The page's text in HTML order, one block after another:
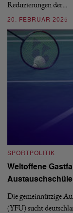
Reduzierungen der…
20. FEBRUAR 2025
SPORTPOLITIK
Weltoffene
Die gemeinnützige
(YFU) sucht